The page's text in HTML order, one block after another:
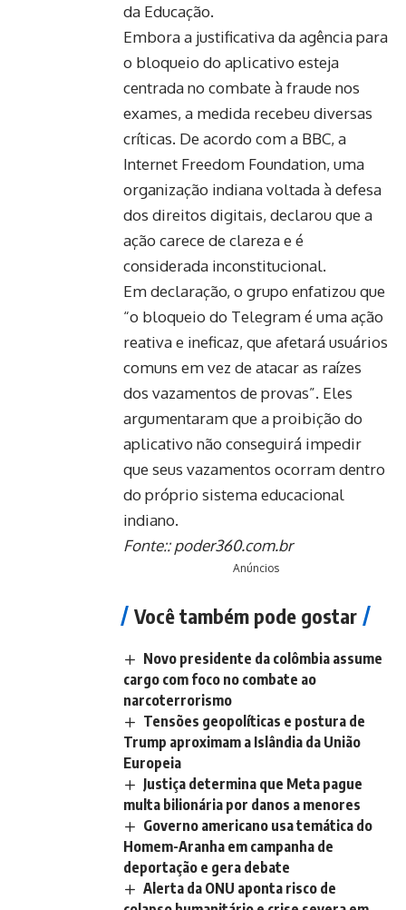
da Educação.
Embora a justificativa da agência para
o bloqueio do aplicativo esteja
centrada no combate à fraude nos
exames, a medida recebeu diversas
críticas. De acordo com a BBC, a
Internet Freedom Foundation, uma
organização indiana voltada à defesa
dos direitos digitais, declarou que a
ação carece de clareza e é
considerada inconstitucional.
Em declaração, o grupo enfatizou que
“o bloqueio do Telegram é uma ação
reativa e ineficaz, que afetará usuários
comuns em vez de atacar as raízes
dos vazamentos de provas”. Eles
argumentaram que a proibição do
aplicativo não conseguirá impedir
que seus vazamentos ocorram dentro
do próprio sistema educacional
indiano.
Fonte::poder360.com.br
Anúncios
Você também pode gostar
Novo presidente da colômbia assume
cargo com foco no combate ao
narcoterrorismo
Tensões geopolíticas e postura de
Trump aproximam a Islândia da União
Europeia
Justiça determina que Meta pague
multa bilionária por danos a menores
Governo americano usa temática do
Homem-Aranha em campanha de
deportação e gera debate
Alerta da ONU aponta risco de